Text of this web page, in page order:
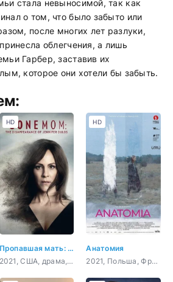
стала невыносимой, так как
о том, что было забыто или
после многих лет разлуки,
облегчения, а лишь
Гарбер, заставив их
которое они хотели бы забыть.
Пропавшая мать: Исчезновение Дженнифер Дулос
2021, США, драма, криминал
HD
Анатомия
2021, Польша, Франция,
HD